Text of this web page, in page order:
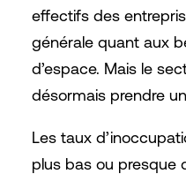
effectifs des
générale quant aux
d’espace. Mais le
désormais prendre
Les taux
plus bas ou presque